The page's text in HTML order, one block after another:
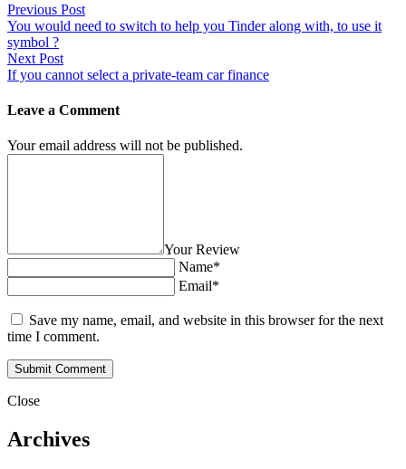
Previous Post
You would need to switch to help you Tinder along with, to use it
symbol ?
Next Post
If you cannot select a private-team car finance
Leave a Comment
Your email address will not be published.
Your Review
Name*
Email*
Save my name, email, and website in this browser for the next
time I comment.
Close
Archives